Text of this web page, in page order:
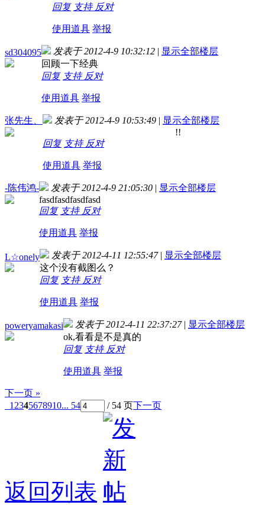
回复 支持 反对
使用道具 举报
sd304095 发表于 2012-4-9 10:32:12 | 显示全部楼层
回顾一下经典
回复 支持 反对
使用道具 举报
张先生、 发表于 2012-4-9 10:53:49 | 显示全部楼层
!!
回复 支持 反对
使用道具 举报
-陈伟鸿- 发表于 2012-4-9 21:05:30 | 显示全部楼层
fasdfasdfasdfasd
回复 支持 反对
使用道具 举报
L☆onely 发表于 2012-4-11 12:55:47 | 显示全部楼层
这个没有截图么？
回复 支持 反对
使用道具 举报
poweryamakasi 发表于 2012-4-11 22:37:27 | 显示全部楼层
ok,看看是不是真的
回复 支持 反对
使用道具 举报
下一页 »
1 2345678910... 54 / 54 页下一页
返回列表